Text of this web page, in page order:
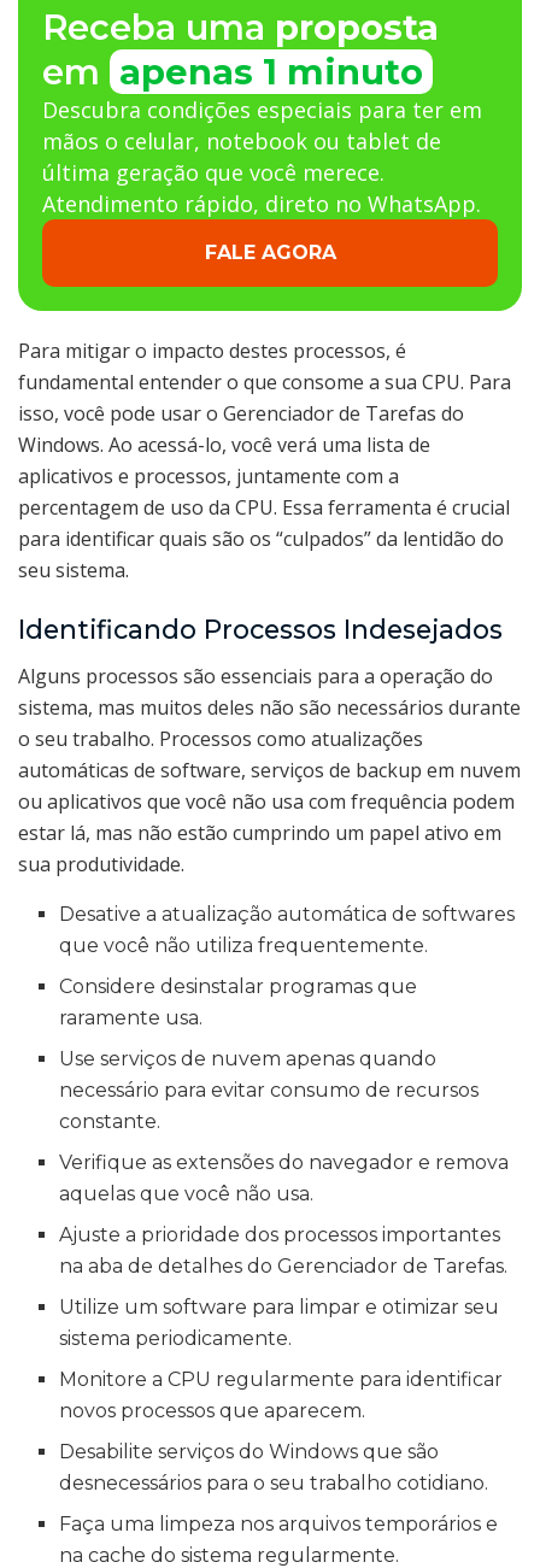
Receba uma proposta
em apenas 1 minuto
Descubra condições especiais para ter em
mãos o celular, notebook ou tablet de
última geração que você merece.
Atendimento rápido, direto no WhatsApp.
FALE AGORA
Para mitigar o impacto destes processos, é
fundamental entender o que consome a sua CPU. Para
isso, você pode usar o Gerenciador de Tarefas do
Windows. Ao acessá-lo, você verá uma lista de
aplicativos e processos, juntamente com a
percentagem de uso da CPU. Essa ferramenta é crucial
para identificar quais são os “culpados” da lentidão do
seu sistema.
Identificando Processos Indesejados
Alguns processos são essenciais para a operação do
sistema, mas muitos deles não são necessários durante
o seu trabalho. Processos como atualizações
automáticas de software, serviços de backup em nuvem
ou aplicativos que você não usa com frequência podem
estar lá, mas não estão cumprindo um papel ativo em
sua produtividade.
Desative a atualização automática de softwares
que você não utiliza frequentemente.
Considere desinstalar programas que
raramente usa.
Use serviços de nuvem apenas quando
necessário para evitar consumo de recursos
constante.
Verifique as extensões do navegador e remova
aquelas que você não usa.
Ajuste a prioridade dos processos importantes
na aba de detalhes do Gerenciador de Tarefas.
Utilize um software para limpar e otimizar seu
sistema periodicamente.
Monitore a CPU regularmente para identificar
novos processos que aparecem.
Desabilite serviços do Windows que são
desnecessários para o seu trabalho cotidiano.
Faça uma limpeza nos arquivos temporários e
na cache do sistema regularmente.